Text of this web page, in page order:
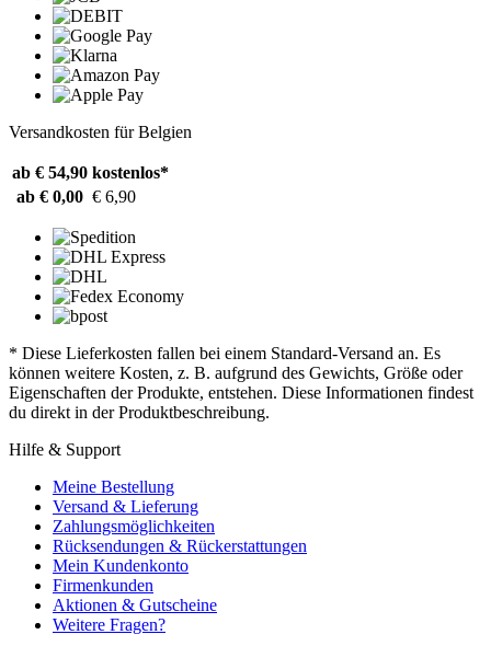
Versandkosten für Belgien
ab € 54,90 kostenlos*
ab € 0,00 € 6,90
* Diese Lieferkosten fallen bei einem Standard-Versand an. Es
können weitere Kosten, z. B. aufgrund des Gewichts, Größe oder
Eigenschaften der Produkte, entstehen. Diese Informationen findest
du direkt in der Produktbeschreibung.
Hilfe & Support
Meine Bestellung
Versand & Lieferung
Zahlungsmöglichkeiten
Rücksendungen & Rückerstattungen
Mein Kundenkonto
Firmenkunden
Aktionen & Gutscheine
Weitere Fragen?